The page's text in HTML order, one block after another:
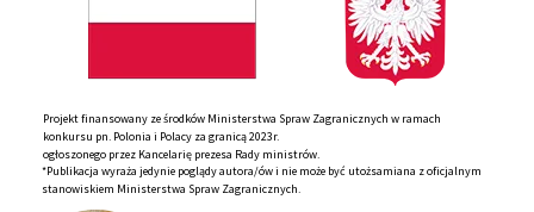
Projekt finansowany ze środków Ministerstwa Spraw Zagranicznych w ramach
konkursu pn. Polonia i Polacy za granicą 2023r.
ogłoszonego przez Kancelarię prezesa Rady ministrów.
*Publikacja wyraża jedynie poglądy autora/ów i nie może być utożsamiana z oficjalnym
stanowiskiem Ministerstwa Spraw Zagranicznych.